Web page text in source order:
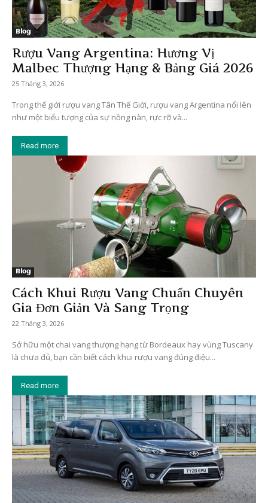
Blog
Rượu Vang Argentina: Hương Vị
Malbec Thượng Hạng & Bảng Giá 2026
25 Tháng 3, 2026
Trong thế giới rượu vang Tân Thế Giới, rượu vang Argentina nổi lên
như một biểu tượng của sự nồng nàn, rực rỡ và...
Read more
Blog
Cách Khui Rượu Vang Chuẩn Chuyên
Gia Đơn Giản Và Sang Trọng
22 Tháng 3, 2026
Sở hữu một chai vang thượng hạng từ Bordeaux hay vùng Tuscany
là chưa đủ, bạn cần biết cách khui rượu vang đúng điệu...
Read more